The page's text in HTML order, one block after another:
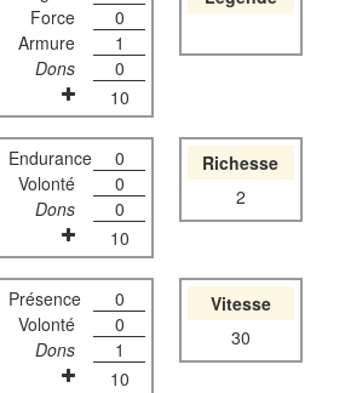
Force
0
Armure
1
Dons
0
10
Endurance
0
Volonté
0
Dons
0
10
Richesse
2
Présence
0
Volonté
0
Dons
1
10
Vitesse
30